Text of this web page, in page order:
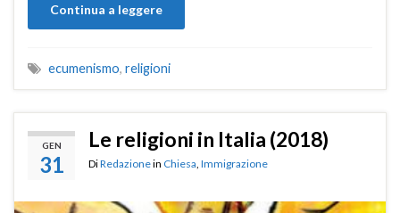
Continua a leggere
ecumenismo, religioni
GEN
31
Le religioni in Italia (2018)
DiRedazionein Chiesa Immigrazione